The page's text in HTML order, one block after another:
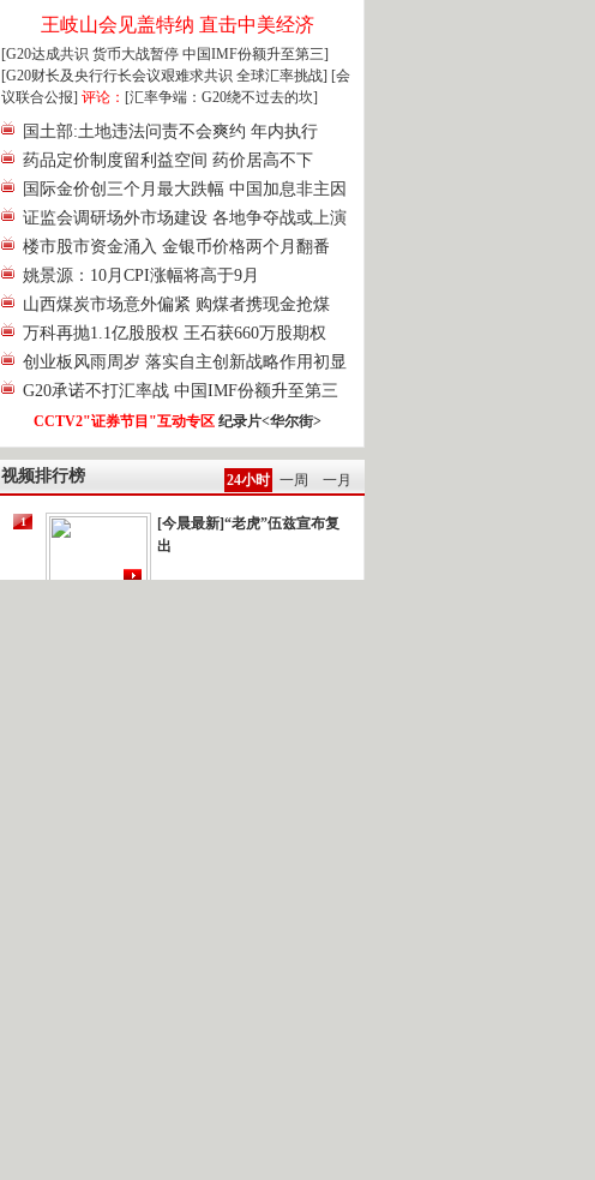
王岐山会见盖特纳 直击中美经济
[G20达成共识 货币大战暂停 中国IMF份额升至第三]
[G20财长及央行行长会议艰难求共识 全球汇率挑战] [会
议联合公报] 评论： [汇率争端：G20绕不过去的坎]
国土部:土地违法问责不会爽约 年内执行
药品定价制度留利益空间 药价居高不下
国际金价创三个月最大跌幅 中国加息非主因
证监会调研场外市场建设 各地争夺战或上演
楼市股市资金涌入 金银币价格两个月翻番
姚景源：10月CPI涨幅将高于9月
山西煤炭市场意外偏紧 购煤者携现金抢煤
万科再抛1.1亿股股权 王石获660万股期权
创业板风雨周岁 落实自主创新战略作用初显
G20承诺不打汇率战 中国IMF份额升至第三
CCTV2"证券节目"互动专区 纪录片<华尔街>
视频排行榜 24小时 一周 一月
1
[今晨最新]“老虎”伍兹宣布复
出